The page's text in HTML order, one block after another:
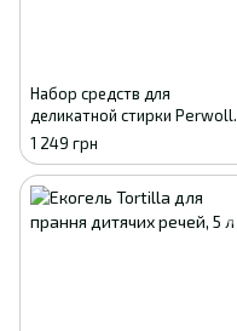
Набор средств для
деликатной стирки Perwoll
Renew Color, 3.74 л + Perwoll
Renew Black, 3.74 л
1 249 грн